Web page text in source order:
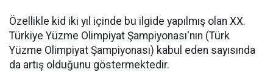
Özellikle kid iki yıl içinde bu ilgide yapılmış olan XX.
Türkiye Yüzme Olimpiyat Şampiyonası'nın (Türk
Yüzme Olimpiyat Şampiyonası) kabul eden sayısında
da artış olduğunu göstermektedir.